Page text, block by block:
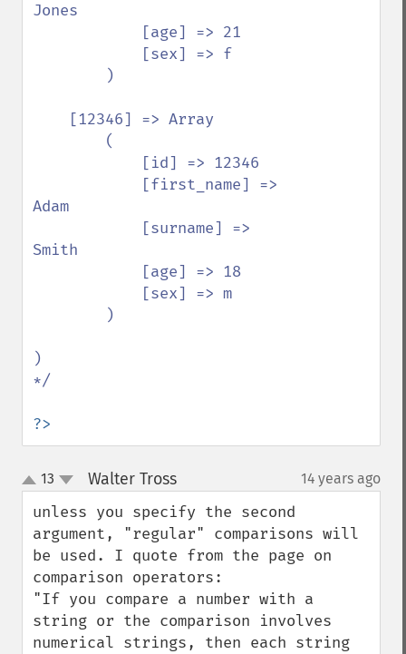
Jones
Adam
Smith
)
*/
?>
up
down
13 Walter Tross¶ 14 years ago
unless you specify the second
argument, "regular" comparisons will
be used. I quote from the page on
comparison operators:
"If you compare a number with a
string or the comparison involves
numerical strings, then each string